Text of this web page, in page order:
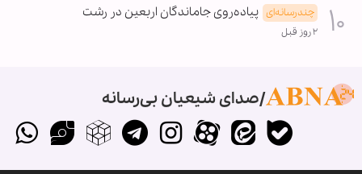
چندرسانه‌ای پیاده‌روی جاماندگان اربعین در رشت
۲ روز قبل
صدای شیعیان بی‌رسانه